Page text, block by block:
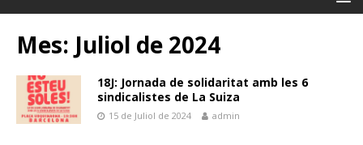
Mes: Juliol de 2024
18J: Jornada de solidaritat amb les 6
sindicalistes de La Suiza
15 de Juliol de 2024 admin